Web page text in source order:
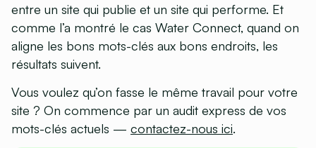
entre un site qui publie et un site qui performe. Et
comme l’a montré le cas Water Connect, quand on
aligne les bons mots-clés aux bons endroits, les
résultats suivent.
Vous voulez qu’on fasse le même travail pour votre
site ? On commence par un audit express de vos
mots-clés actuels — contactez-nous ici.